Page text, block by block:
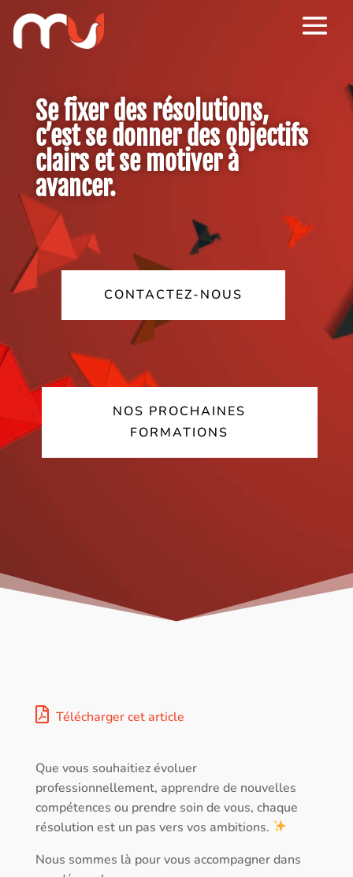
Se fixer des résolutions,
c’est se donner des objectifs
clairs et se motiver à
avancer.
CONTACTEZ-NOUS
NOS PROCHAINES
FORMATIONS
Télécharger cet article
Que vous souhaitiez évoluer
professionnellement, apprendre de nouvelles
compétences ou prendre soin de vous, chaque
résolution est un pas vers vos ambitions.
Nous sommes là pour vous accompagner dans